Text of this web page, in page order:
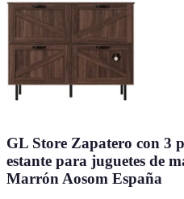
GL Store Zapatero con 3
estante para juguetes de
Marrón Aosom España